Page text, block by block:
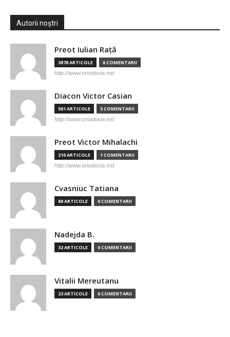
Autorii noștri
Preot Iulian Raţă
3878 ARTICOLE 6 COMENTARII
http://www.ortodoxia.md
Diacon Victor Casian
581 ARTICOLE 5 COMENTARII
http://www.ortodoxia.md
Preot Victor Mihalachi
210 ARTICOLE 1 COMENTARII
http://www.ortodoxia.md
Cvasniuc Tatiana
88 ARTICOLE 0 COMENTARII
Nadejda B.
32 ARTICOLE 0 COMENTARII
Vitalii Mereutanu
23 ARTICOLE 0 COMENTARII